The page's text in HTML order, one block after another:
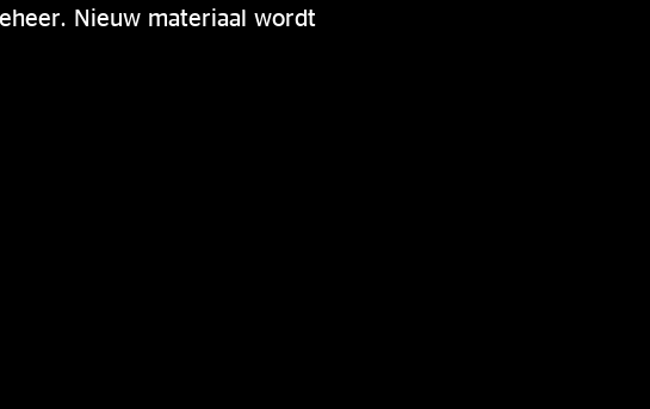
Nieuw materiaal wordt